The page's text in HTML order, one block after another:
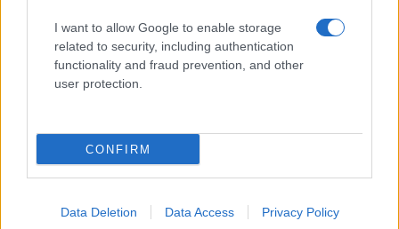
I want to allow Google to enable storage
related to security, including authentication
functionality and fraud prevention, and other
user protection.
CONFIRM
Data Deletion Data Access Privacy Policy
közvéleménykutató szervezet
adatai szerint a republikánusok
szimpátiája 11, míg a
demokratáké 6 százalékponttal
A Gallup akkori felmérése azt mutatta, hogy
míg az amerikaiak kicsit több, mint fele (65%-